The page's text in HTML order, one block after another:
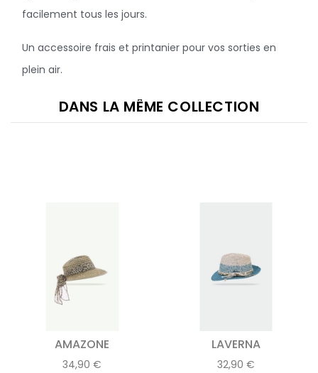
facilement tous les jours.
Un accessoire frais et printanier pour vos sorties en
plein air.
DANS LA MÊME COLLECTION
AMAZONE
34,90 €
LAVERNA
32,90 €